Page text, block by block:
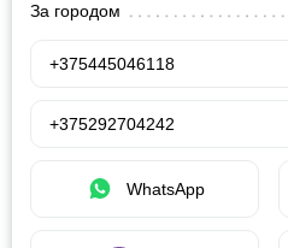
За городом
+375445046118
+375292704242
WhatsApp